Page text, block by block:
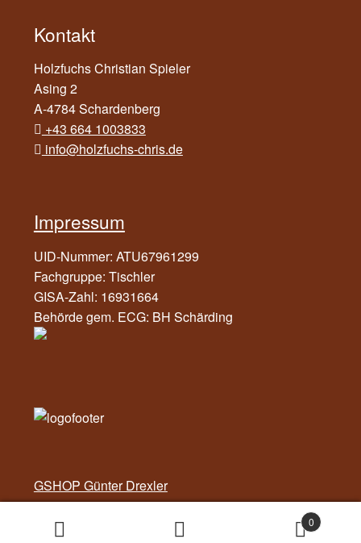
Kontakt
Holzfuchs Christian Spieler
Asing 2
A-4784 Schardenberg
+43 664 1003833
info@holzfuchs-chris.de
Impressum
UID-Nummer: ATU67961299
Fachgruppe: Tischler
GISA-Zahl: 16931664
Behörde gem. ECG: BH Schärding
GSHOP Günter Drexler
0